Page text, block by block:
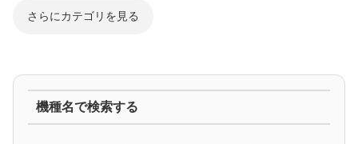
さらにカテゴリを見る
機種名で検索する